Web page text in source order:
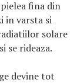
fina din
in varsta si
solare
se rideaza.
devine tot